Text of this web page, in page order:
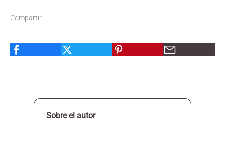
Compartir
Sobre el autor